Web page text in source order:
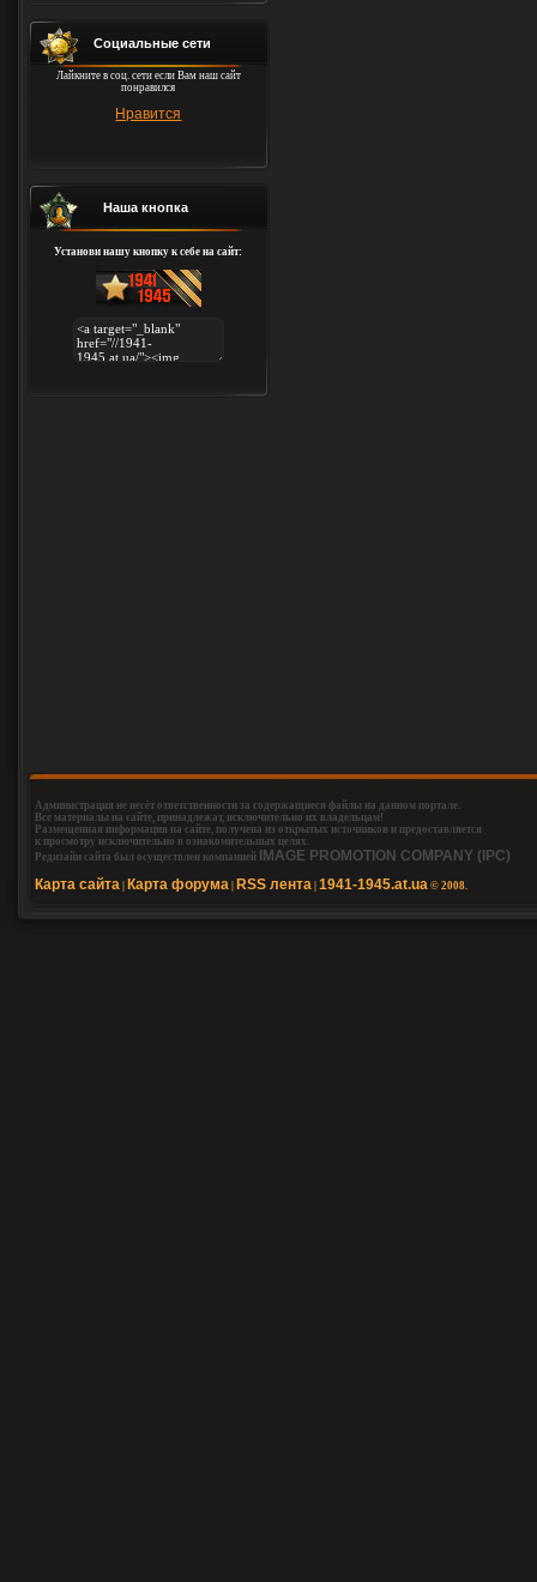
Социальные сети
Лайкните в соц. сети если Вам наш сайт
понравился
Нравится
Наша кнопка
Установи нашу кнопку к себе на сайт:
Администрация не несёт ответственности за содержащиеся файлы на данном портале.
Все материалы на сайте, принадлежат, исключительно их владельцам!
Размещенная информация на сайте, получена из открытых источников и предоставляется
к просмотру исключительно в ознакомительных целях.
Редизайн сайта был осуществлен компанией
IMAGE PROMOTION COMPANY (IPC)
Карта сайта Карта форума RSS лента 1941-1945.at.ua © 2008.